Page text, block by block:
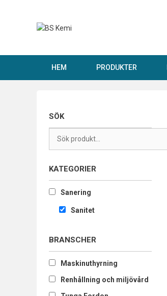
HEM PRODUKTER
SÖK
KATEGORIER
Sanering
Sanitet
BRANSCHER
Maskinuthyrning
Renhållning och miljövård